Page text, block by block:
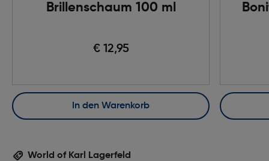
Brillenschaum 100 ml
€ 12,95
In den Warenkorb
World of Karl Lagerfeld